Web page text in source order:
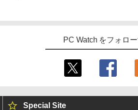
PC Watch をフォロ
Special Site